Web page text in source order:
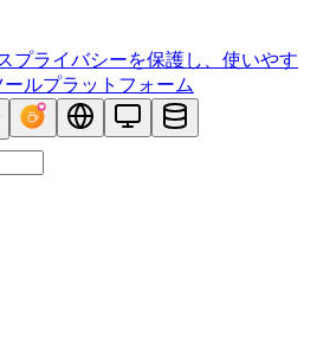
プライバシーを保護し、使いやす
ルプラットフォーム